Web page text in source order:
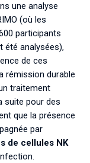
une analyse
(où les
participants
été analysées),
de ces
rémission durable
traitement
suite pour des
que la présence
par
de cellules NK